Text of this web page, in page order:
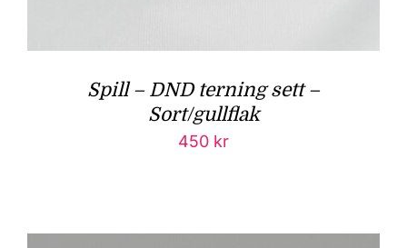
Spill – DND terning sett –
Sort/gullflak
450 kr